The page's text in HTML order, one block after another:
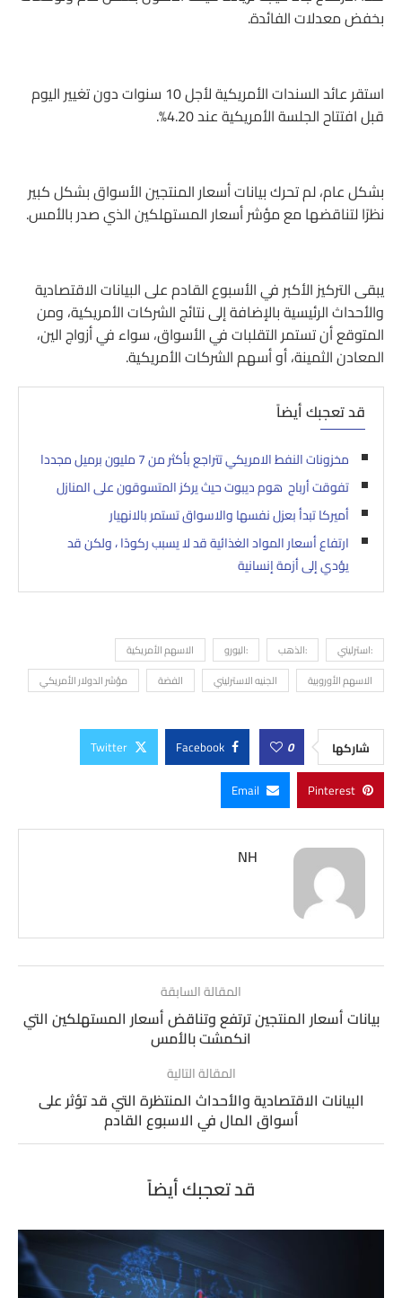
بخفض معدلات الفائدة.
استقر عائد السندات الأمريكية لأجل 10 سنوات دون تغيير اليوم
قبل افتتاح الجلسة الأمريكية عند 4.20%.
بشكل عام، لم تحرك بيانات أسعار المنتجين الأسواق بشكل كبير
نظرًا لتناقضها مع مؤشر أسعار المستهلكين الذي صدر بالأمس.
يبقى التركيز الأكبر في الأسبوع القادم على البيانات الاقتصادية
والأحداث الرئيسية بالإضافة إلى نتائج الشركات الأمريكية، ومن
المتوقع أن تستمر التقلبات في الأسواق، سواء في أزواج الين،
المعادن الثمينة، أو أسهم الشركات الأمريكية.
قد تعجبك أيضاً
مخزونات النفط الامريكي تتراجع بأكثر من 7 مليون برميل مجددا
تفوقت أرباح هوم ديبوت حيث يركز المتسوقون على المنازل
أميركا تبدأ بعزل نفسها والاسواق تستمر بالانهيار
ارتفاع أسعار المواد الغذائية قد لا يسبب ركودًا ، ولكن قد
يؤدي إلى أزمة إنسانية
:استرليني :الذهب :اليورو
الاسهم الأمريكية
الاسهم الأوروبية
الجنيه الاسترليني الفضة مؤشر الدولار الأمريكي
شاركها 0
Facebook
Twitter
Pinterest
Email
NH
المقالة السابقة
بيانات أسعار المنتجين ترتفع وتناقض أسعار المستهلكين التي
انكمشت بالأمس
المقالة التالية
البيانات الاقتصادية والأحداث المنتظرة التي قد تؤثر على
أسواق المال في الاسبوع القادم
قد تعجبك أيضاً